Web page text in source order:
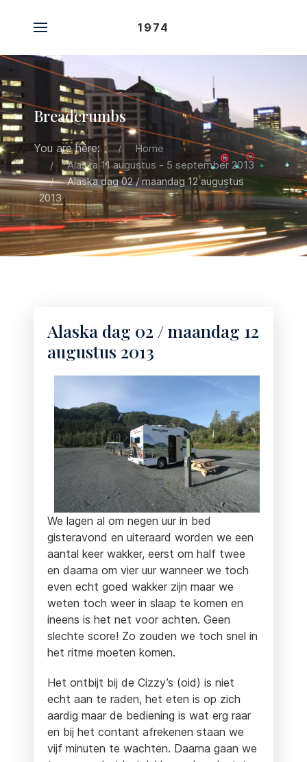
1974
Breadcrumbs
You are here:
Home
Alaska 11 augustus - 5 september 2013
Alaska dag 02 / maandag 12 augustus
2013
Alaska dag 02 / maandag 12
augustus 2013
We lagen al om negen uur in bed
gisteravond en uiteraard worden we een
aantal keer wakker, eerst om half twee
en daarna om vier uur wanneer we toch
even echt goed wakker zijn maar we
weten toch weer in slaap te komen en
ineens is het net voor achten. Geen
slechte score! Zo zouden we toch snel in
het ritme moeten komen.
Het ontbijt bij de Cizzy’s (oid) is niet
echt aan te raden, het eten is op zich
aardig maar de bediening is wat erg raar
en bij het contant afrekenen staan we
vijf minuten te wachten. Daarna gaan we